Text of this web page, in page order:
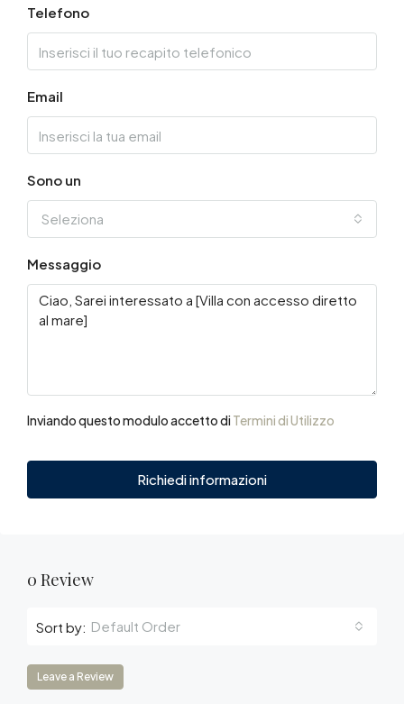
Telefono
Email
Sono un
Seleziona
Messaggio
Inviando questo modulo accetto di Termini di Utilizzo
Richiedi informazioni
0 Review
Sort by: Default Order
Leave a Review